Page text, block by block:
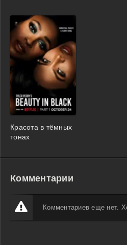
Красота в тёмных
тонах
Комментарии
Комментариев еще нет.